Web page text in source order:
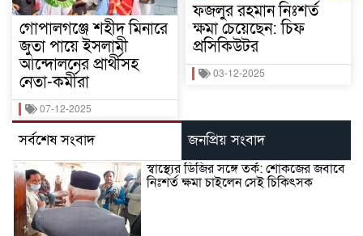
গোপালগঞ্জে শহীদ মিনারে
জুতা পায়ে ইসলামী
আন্দোলনের প্রার্থীসহ
নেতা-কর্মীরা
07-12-2025
ফজলুর রহমান নিঃশর্ত
ক্ষমা চেয়েছেন: চিফ
প্রসিকিউটর
03-12-2025
সর্বশেষ সংবাদ জনপ্রিয় সংবাদ
স্বাস্থ্যের ডিজির সঙ্গে তর্ক: শোকজের জবাবে
নিঃশর্ত ক্ষমা চাইলেন সেই চিকিৎসক